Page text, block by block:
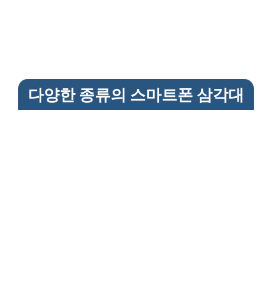
다양한 종류의 스마트폰 삼각대